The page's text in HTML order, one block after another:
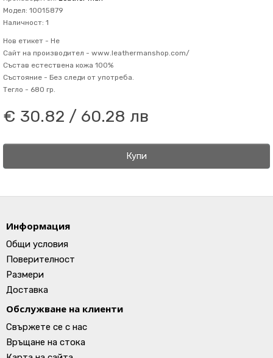
Модел: 10015879
Наличност: 1
Нов етикет - Не
Сайт на производител - www.leathermanshop.com/
Състав естествена кожа 100%
Състояние - Без следи от употреба.
Тегло - 680 гр.
€ 30.82 / 60.28 лв
Купи
Информация
Общи условия
Поверителност
Размери
Доставка
Обслужване на клиенти
Свържете се с нас
Връщане на стока